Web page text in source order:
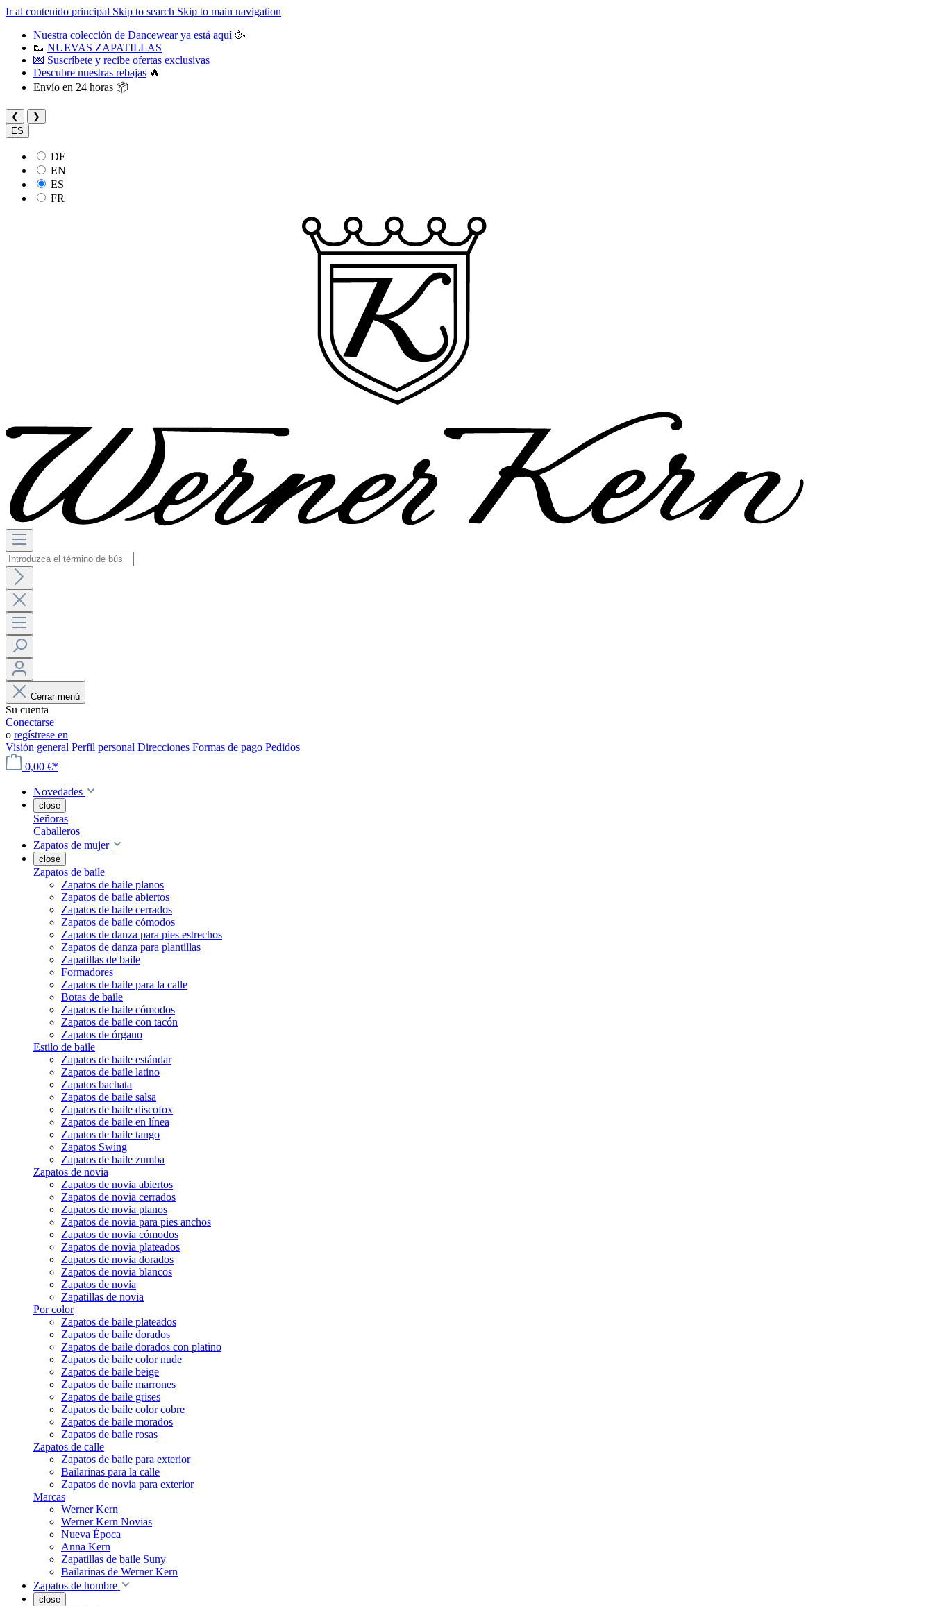
Ir al contenido principal Skip to search Skip to main navigation
Nuestra colección de Dancewear ya está aquí🥳
👟 NUEVAS ZAPATILLAS
💌 Suscríbete y recibe ofertas exclusivas
Descubre nuestras rebajas 🔥
Envío en 24 horas 📦
❮
❯
ES
DE
EN
ES
FR
Cerrar menú
Su cuenta
Conectarse
o regístrese en
Visión general Perfil personal Direcciones Formas de pago Pedidos
0,00 €*
Novedades
close
Señoras
Caballeros
Zapatos de mujer
close
Zapatos de baile
Zapatos de baile planos
Zapatos de baile abiertos
Zapatos de baile cerrados
Zapatos de baile cómodos
Zapatos de danza para pies estrechos
Zapatos de danza para plantillas
Zapatillas de baile
Formadores
Zapatos de baile para la calle
Botas de baile
Zapatos de baile cómodos
Zapatos de baile con tacón
Zapatos de órgano
Estilo de baile
Zapatos de baile estándar
Zapatos de baile latino
Zapatos bachata
Zapatos de baile salsa
Zapatos de baile discofox
Zapatos de baile en línea
Zapatos de baile tango
Zapatos Swing
Zapatos de baile zumba
Zapatos de novia
Zapatos de novia abiertos
Zapatos de novia cerrados
Zapatos de novia planos
Zapatos de novia para pies anchos
Zapatos de novia cómodos
Zapatos de novia plateados
Zapatos de novia dorados
Zapatos de novia blancos
Zapatos de novia
Zapatillas de novia
Por color
Zapatos de baile plateados
Zapatos de baile dorados
Zapatos de baile dorados con platino
Zapatos de baile color nude
Zapatos de baile beige
Zapatos de baile marrones
Zapatos de baile grises
Zapatos de baile color cobre
Zapatos de baile morados
Zapatos de baile rosas
Zapatos de calle
Zapatos de baile para exterior
Bailarinas para la calle
Zapatos de novia para exterior
Marcas
Werner Kern
Werner Kern Novias
Nueva Época
Anna Kern
Zapatillas de baile Suny
Bailarinas de Werner Kern
Zapatos de hombre
close